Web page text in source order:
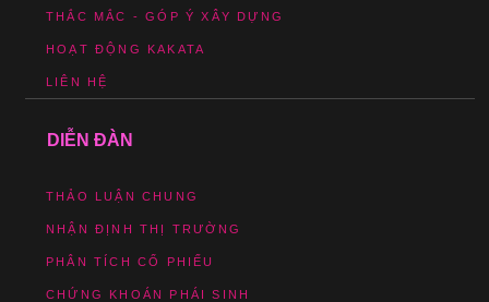
THẮC MẮC - GÓP Ý XÂY DỰNG
HOẠT ĐỘNG KAKATA
LIÊN HỆ
DIỄN ĐÀN
THẢO LUẬN CHUNG
NHẬN ĐỊNH THỊ TRƯỜNG
PHÂN TÍCH CỔ PHIẾU
CHỨNG KHOÁN PHÁI SINH